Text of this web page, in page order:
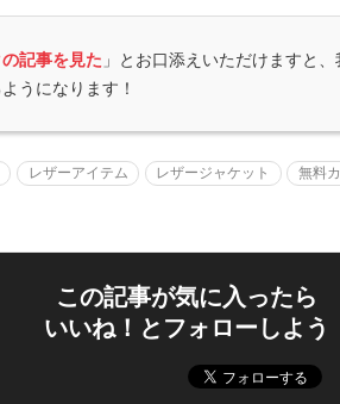
記事を見た 」とお口添えいただけますと、
うになります！
レザーアイテム レザージャケット
無料
この記事が気に入ったら
いいね！とフォローしよう